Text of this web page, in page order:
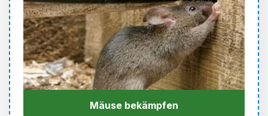
Mäuse bekämpfen